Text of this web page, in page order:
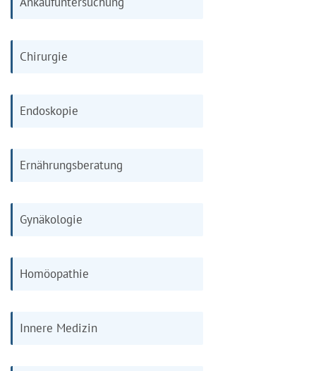
Chirurgie
Endoskopie
Ernährungsberatung
Gynäkologie
Homöopathie
Innere Medizin